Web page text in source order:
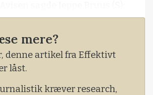
mere?
denne artikel fra Effektivt
låst.
kræver research,